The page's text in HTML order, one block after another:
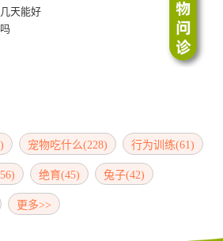
天能好
宠物吃什么(228) 行为训练(61)
绝育(45) 兔子(42)
更多>>